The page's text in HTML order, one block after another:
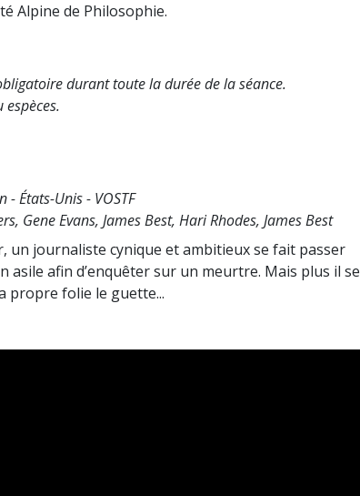
Alpine de Philosophie.
durant toute la durée de la séance.
États-Unis - VOSTF
Gene Evans, James Best, Hari Rhodes, James Best
un journaliste cynique et ambitieux se fait passer
afin d’enquêter sur un meurtre. Mais plus il se
propre folie le guette...